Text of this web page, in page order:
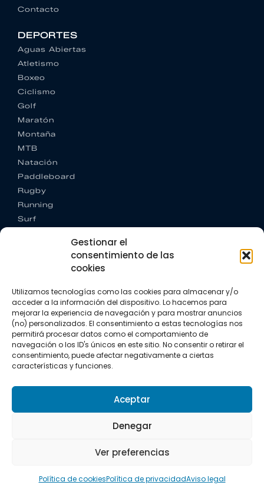
Gestionar el
consentimiento de las
cookies
Utilizamos tecnologías como las cookies para almacenar y/o
acceder a la información del dispositivo. Lo hacemos para
mejorar la experiencia de navegación y para mostrar anuncios
(no) personalizados. El consentimiento a estas tecnologías nos
permitirá procesar datos como el comportamiento de
navegación o los ID's únicos en este sitio. No consentir o retirar el
consentimiento, puede afectar negativamente a ciertas
características y funciones.
Aceptar
Denegar
Ver preferencias
Política de cookiesPolítica de privacidadAviso legal
Contacto
DEPORTES
Aguas Abiertas
Atletismo
Boxeo
Ciclismo
Golf
Maratón
Montaña
MTB
Natación
Paddleboard
Rugby
Running
Surf
CONTACTO
+34 662 342 177
info@vkssport.com
SÍGUENOS
Política de privacidad
Política de cookies
Todos los derechos resevados.